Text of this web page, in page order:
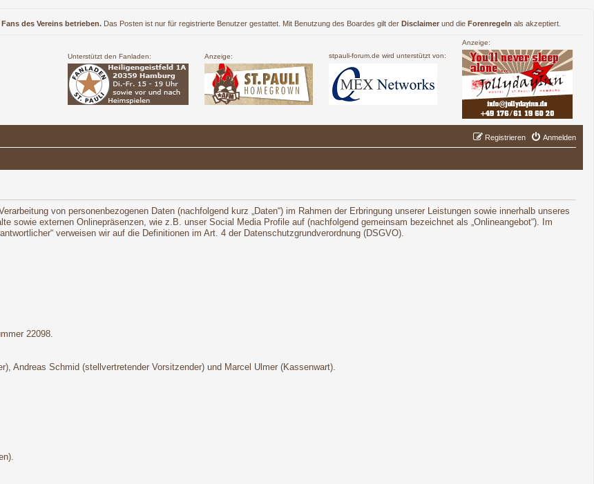
des Vereins betrieben. Das Posten ist nur für registrierte Benutzer gestattet. Mit Benutzung des Boardes gilt der Disclaimer und die Forenregeln als akzeptiert.
Unterstützt den Fanladen: Anzeige: stpauli-forum.de wird unterstützt von:
Anzeige:
Anmelden
Registrieren
von personenbezogenen Daten (nachfolgend kurz „Daten“) im Rahmen der Erbringung unserer Leistungen sowie innerhalb unseres
sowie externen Onlinepräsenzen, wie z.B. unser Social Media Profile auf (nachfolgend gemeinsam bezeichnet als „Onlineangebot“). Im
verweisen wir auf die Definitionen im Art. 4 der Datenschutzgrundverordnung (DSGVO).
22098.
Andreas Schmid (stellvertretender Vorsitzender) und Marcel Ulmer (Kassenwart).